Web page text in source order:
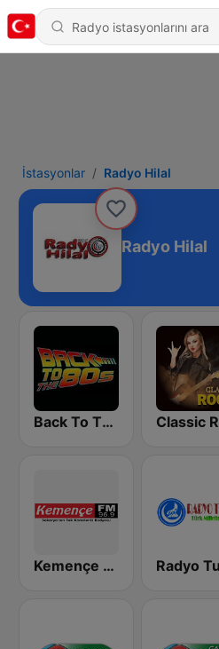
İstasyonlar Radyo Hilal
Radyo Hilal
Back To The 80's Radio
Kemençe FM